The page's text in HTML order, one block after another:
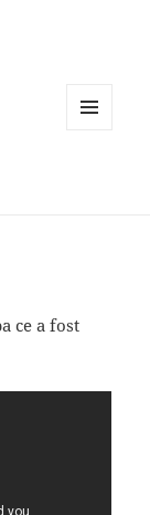
ce a fost